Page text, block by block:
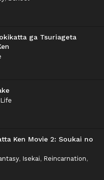
ga Tsuriageta
Ken Movie 2: Soukai no
, Isekai, Reincarnation,